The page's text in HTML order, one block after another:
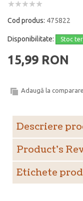
Cod produs: 475822
Disponibilitate: Stoc
15,99 RON
Adaugă la comparare
Descriere
Product's
Etichete